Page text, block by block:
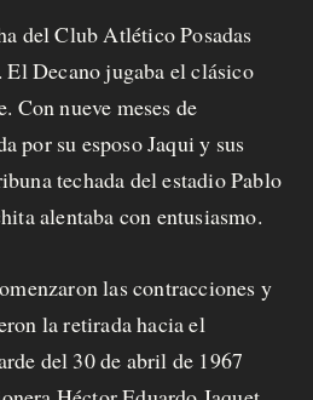
del Club Atlético Posadas
El Decano jugaba el clásico
Con nueve meses de
por su esposo Jaqui y sus
techada del estadio Pablo
alentaba con entusiasmo.
las contracciones y
la retirada hacia el
del 30 de abril de 1967